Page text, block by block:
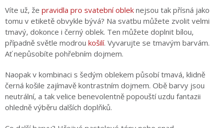
Víte už, že pravidla pro svatební oblek nejsou tak přísná jako
tomu v etiketě obvykle bývá? Na svatbu můžete zvolit velmi
tmavý, dokonce i černý oblek. Ten můžete doplnit bílou,
případně světle modrou košilí. Vyvarujte se tmavým barvám.
Ať nepůsobíte pohřebním dojmem.
Naopak v kombinaci s šedým oblekem působí tmavá, klidně
černá košile zajímavě kontrastním dojmem. Obě barvy jsou
neutrální, a tak velice benevolentně popouští uzdu fantazii
ohledně výběru dalších doplňků.